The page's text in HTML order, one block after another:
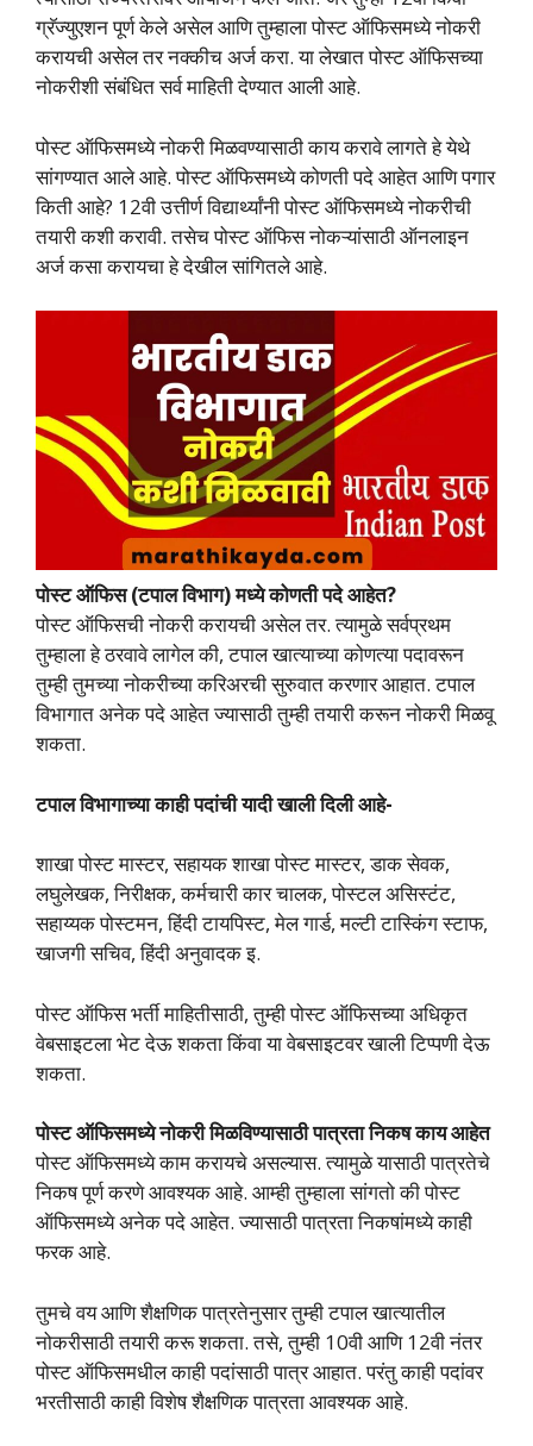
ग्रॅज्युएशन पूर्ण केले असेल आणि तुम्हाला पोस्ट ऑफिसमध्ये नोकरी
करायची असेल तर नक्कीच अर्ज करा. या लेखात पोस्ट ऑफिसच्या
नोकरीशी संबंधित सर्व माहिती देण्यात आली आहे.
पोस्ट ऑफिसमध्ये नोकरी मिळवण्यासाठी काय करावे लागते हे येथे
सांगण्यात आले आहे. पोस्ट ऑफिसमध्ये कोणती पदे आहेत आणि पगार
किती आहे? 12वी उत्तीर्ण विद्यार्थ्यांनी पोस्ट ऑफिसमध्ये नोकरीची
तयारी कशी करावी. तसेच पोस्ट ऑफिस नोकऱ्यांसाठी ऑनलाइन
अर्ज कसा करायचा हे देखील सांगितले आहे.
पोस्ट ऑफिस (टपाल विभाग) मध्ये कोणती पदे आहेत?
पोस्ट ऑफिसची नोकरी करायची असेल तर. त्यामुळे सर्वप्रथम
तुम्हाला हे ठरवावे लागेल की, टपाल खात्याच्या कोणत्या पदावरून
तुम्ही तुमच्या नोकरीच्या करिअरची सुरुवात करणार आहात. टपाल
विभागात अनेक पदे आहेत ज्यासाठी तुम्ही तयारी करून नोकरी मिळवू
शकता.
टपाल विभागाच्या काही पदांची यादी खाली दिली आहे-
शाखा पोस्ट मास्टर, सहायक शाखा पोस्ट मास्टर, डाक सेवक,
लघुलेखक, निरीक्षक, कर्मचारी कार चालक, पोस्टल असिस्टंट,
सहाय्यक पोस्टमन, हिंदी टायपिस्ट, मेल गार्ड, मल्टी टास्किंग स्टाफ,
खाजगी सचिव, हिंदी अनुवादक इ.
पोस्ट ऑफिस भर्ती माहितीसाठी, तुम्ही पोस्ट ऑफिसच्या अधिकृत
वेबसाइटला भेट देऊ शकता किंवा या वेबसाइटवर खाली टिप्पणी देऊ
शकता.
पोस्ट ऑफिसमध्ये नोकरी मिळविण्यासाठी पात्रता निकष काय आहेत
पोस्ट ऑफिसमध्ये काम करायचे असल्यास. त्यामुळे यासाठी पात्रतेचे
निकष पूर्ण करणे आवश्यक आहे. आम्ही तुम्हाला सांगतो की पोस्ट
ऑफिसमध्ये अनेक पदे आहेत. ज्यासाठी पात्रता निकषांमध्ये काही
फरक आहे.
तुमचे वय आणि शैक्षणिक पात्रतेनुसार तुम्ही टपाल खात्यातील
नोकरीसाठी तयारी करू शकता. तसे, तुम्ही 10वी आणि 12वी नंतर
पोस्ट ऑफिसमधील काही पदांसाठी पात्र आहात. परंतु काही पदांवर
भरतीसाठी काही विशेष शैक्षणिक पात्रता आवश्यक आहे.